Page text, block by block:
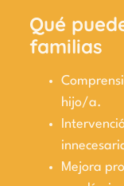
Qué
familias
hijo/a.
Mejora